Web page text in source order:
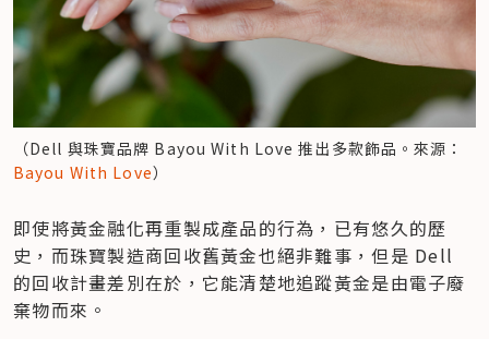
（Dell 與珠寶品牌 Bayou With Love 推出多款飾品。來源：
Bayou With Love）
即使將黃金融化再重製成產品的行為，已有悠久的歷
史，而珠寶製造商回收舊黃金也絕非難事，但是 Dell
的回收計畫差別在於，它能清楚地追蹤黃金是由電子廢
棄物而來。